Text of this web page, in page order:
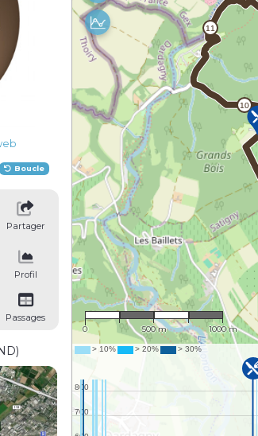
Boucle
Partager
Profil
Passages
1 : 20,493
0 500 m 1000 m